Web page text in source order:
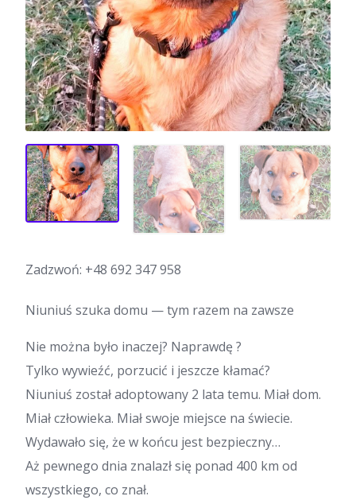
Zadzwoń: +48 692 347 958
Niuniuś szuka domu — tym razem na zawsze
Nie można było inaczej? Naprawdę ?
Tylko wywieźć, porzucić i jeszcze kłamać?
Niuniuś został adoptowany 2 lata temu. Miał dom.
Miał człowieka. Miał swoje miejsce na świecie.
Wydawało się, że w końcu jest bezpieczny…
Aż pewnego dnia znalazł się ponad 400 km od
wszystkiego, co znał.